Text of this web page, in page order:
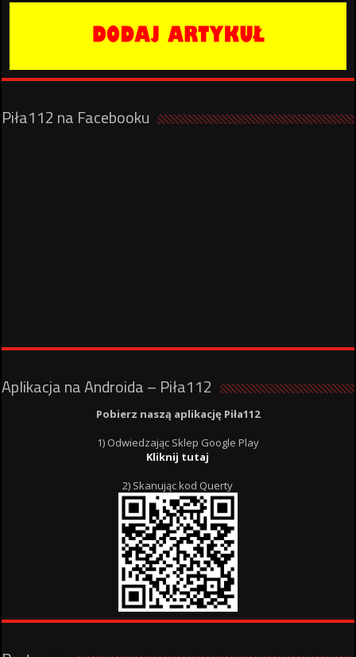
Piła112 na Facebooku
Aplikacja na Androida – Piła112
Pobierz naszą aplikację Piła112
1) Odwiedzając Sklep Google Play
Kliknij tutaj
2) Skanując kod Querty